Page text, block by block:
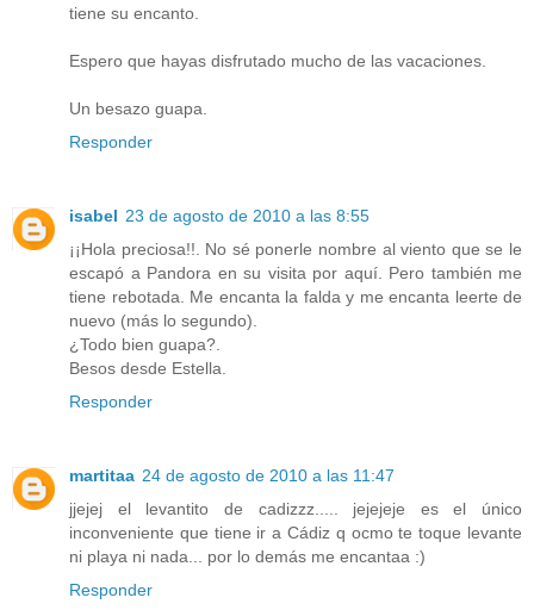
tiene su encanto.
Espero que hayas disfrutado mucho de las vacaciones.
Un besazo guapa.
Responder
isabel 23 de agosto de 2010 a las 8:55
¡¡Hola preciosa!!. No sé ponerle nombre al viento que se le
escapó a Pandora en su visita por aquí. Pero también me
tiene rebotada. Me encanta la falda y me encanta leerte de
nuevo (más lo segundo).
¿Todo bien guapa?.
Besos desde Estella.
Responder
martitaa 24 de agosto de 2010 a las 11:47
jjejej el levantito de cadizzz..... jejejeje es el único
inconveniente que tiene ir a Cádiz q ocmo te toque levante
ni playa ni nada... por lo demás me encantaa :)
Responder